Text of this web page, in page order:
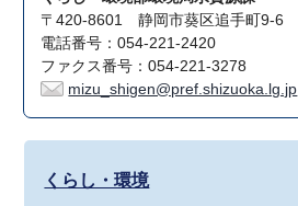
〒420-8601 静岡市葵区追手町9-6
電話番号：054-221-2420
ファクス番号：054-221-3278
mizu_shigen@pref.shizuoka.lg.jp
くらし・環境